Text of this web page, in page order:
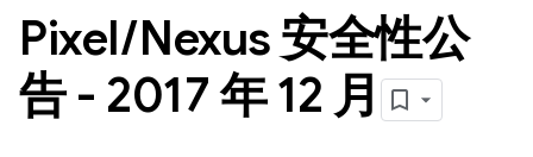
Pixel/Nexus 安全性公
告 - 2017 年 12 月